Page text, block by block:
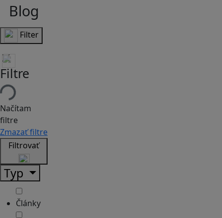
Blog
Filter
Filtre
Načítam
filtre
Zmazať filtre
Filtrovať
Typ
Články